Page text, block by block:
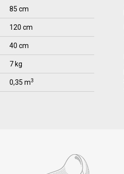
85 cm
120 cm
40 cm
7 kg
0,35 m3